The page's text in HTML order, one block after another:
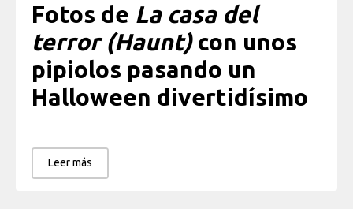
Fotos de La casa del
terror(Haunt)con unos
pipiolos pasando un
Halloween divertidísimo
Leer más